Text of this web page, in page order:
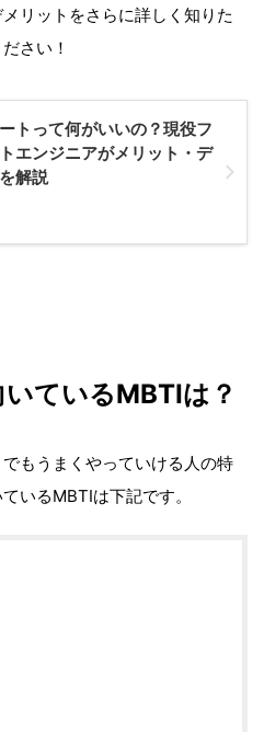
リットをさらに詳しく知りた
さい！
トって何がいいの？現役フ
エンジニアがメリット・デ
解説
ているMBTIは？
もうまくやっていける人の特
いるMBTIは下記です。